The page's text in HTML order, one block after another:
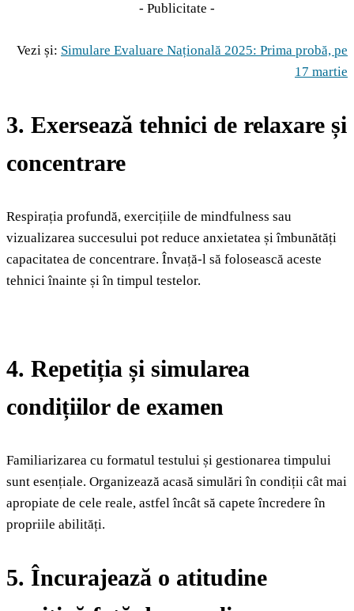
- Publicitate -
Vezi și: Simulare Evaluare Națională 2025: Prima probă, pe
17 martie
3. Exersează tehnici de relaxare și
concentrare
Respirația profundă, exercițiile de mindfulness sau
vizualizarea succesului pot reduce anxietatea și îmbunătăți
capacitatea de concentrare. Învață-l să folosească aceste
tehnici înainte și în timpul testelor.
4. Repetiția și simularea
condițiilor de examen
Familiarizarea cu formatul testului și gestionarea timpului
sunt esențiale. Organizează acasă simulări în condiții cât mai
apropiate de cele reale, astfel încât să capete încredere în
propriile abilități.
5. Încurajează o atitudine